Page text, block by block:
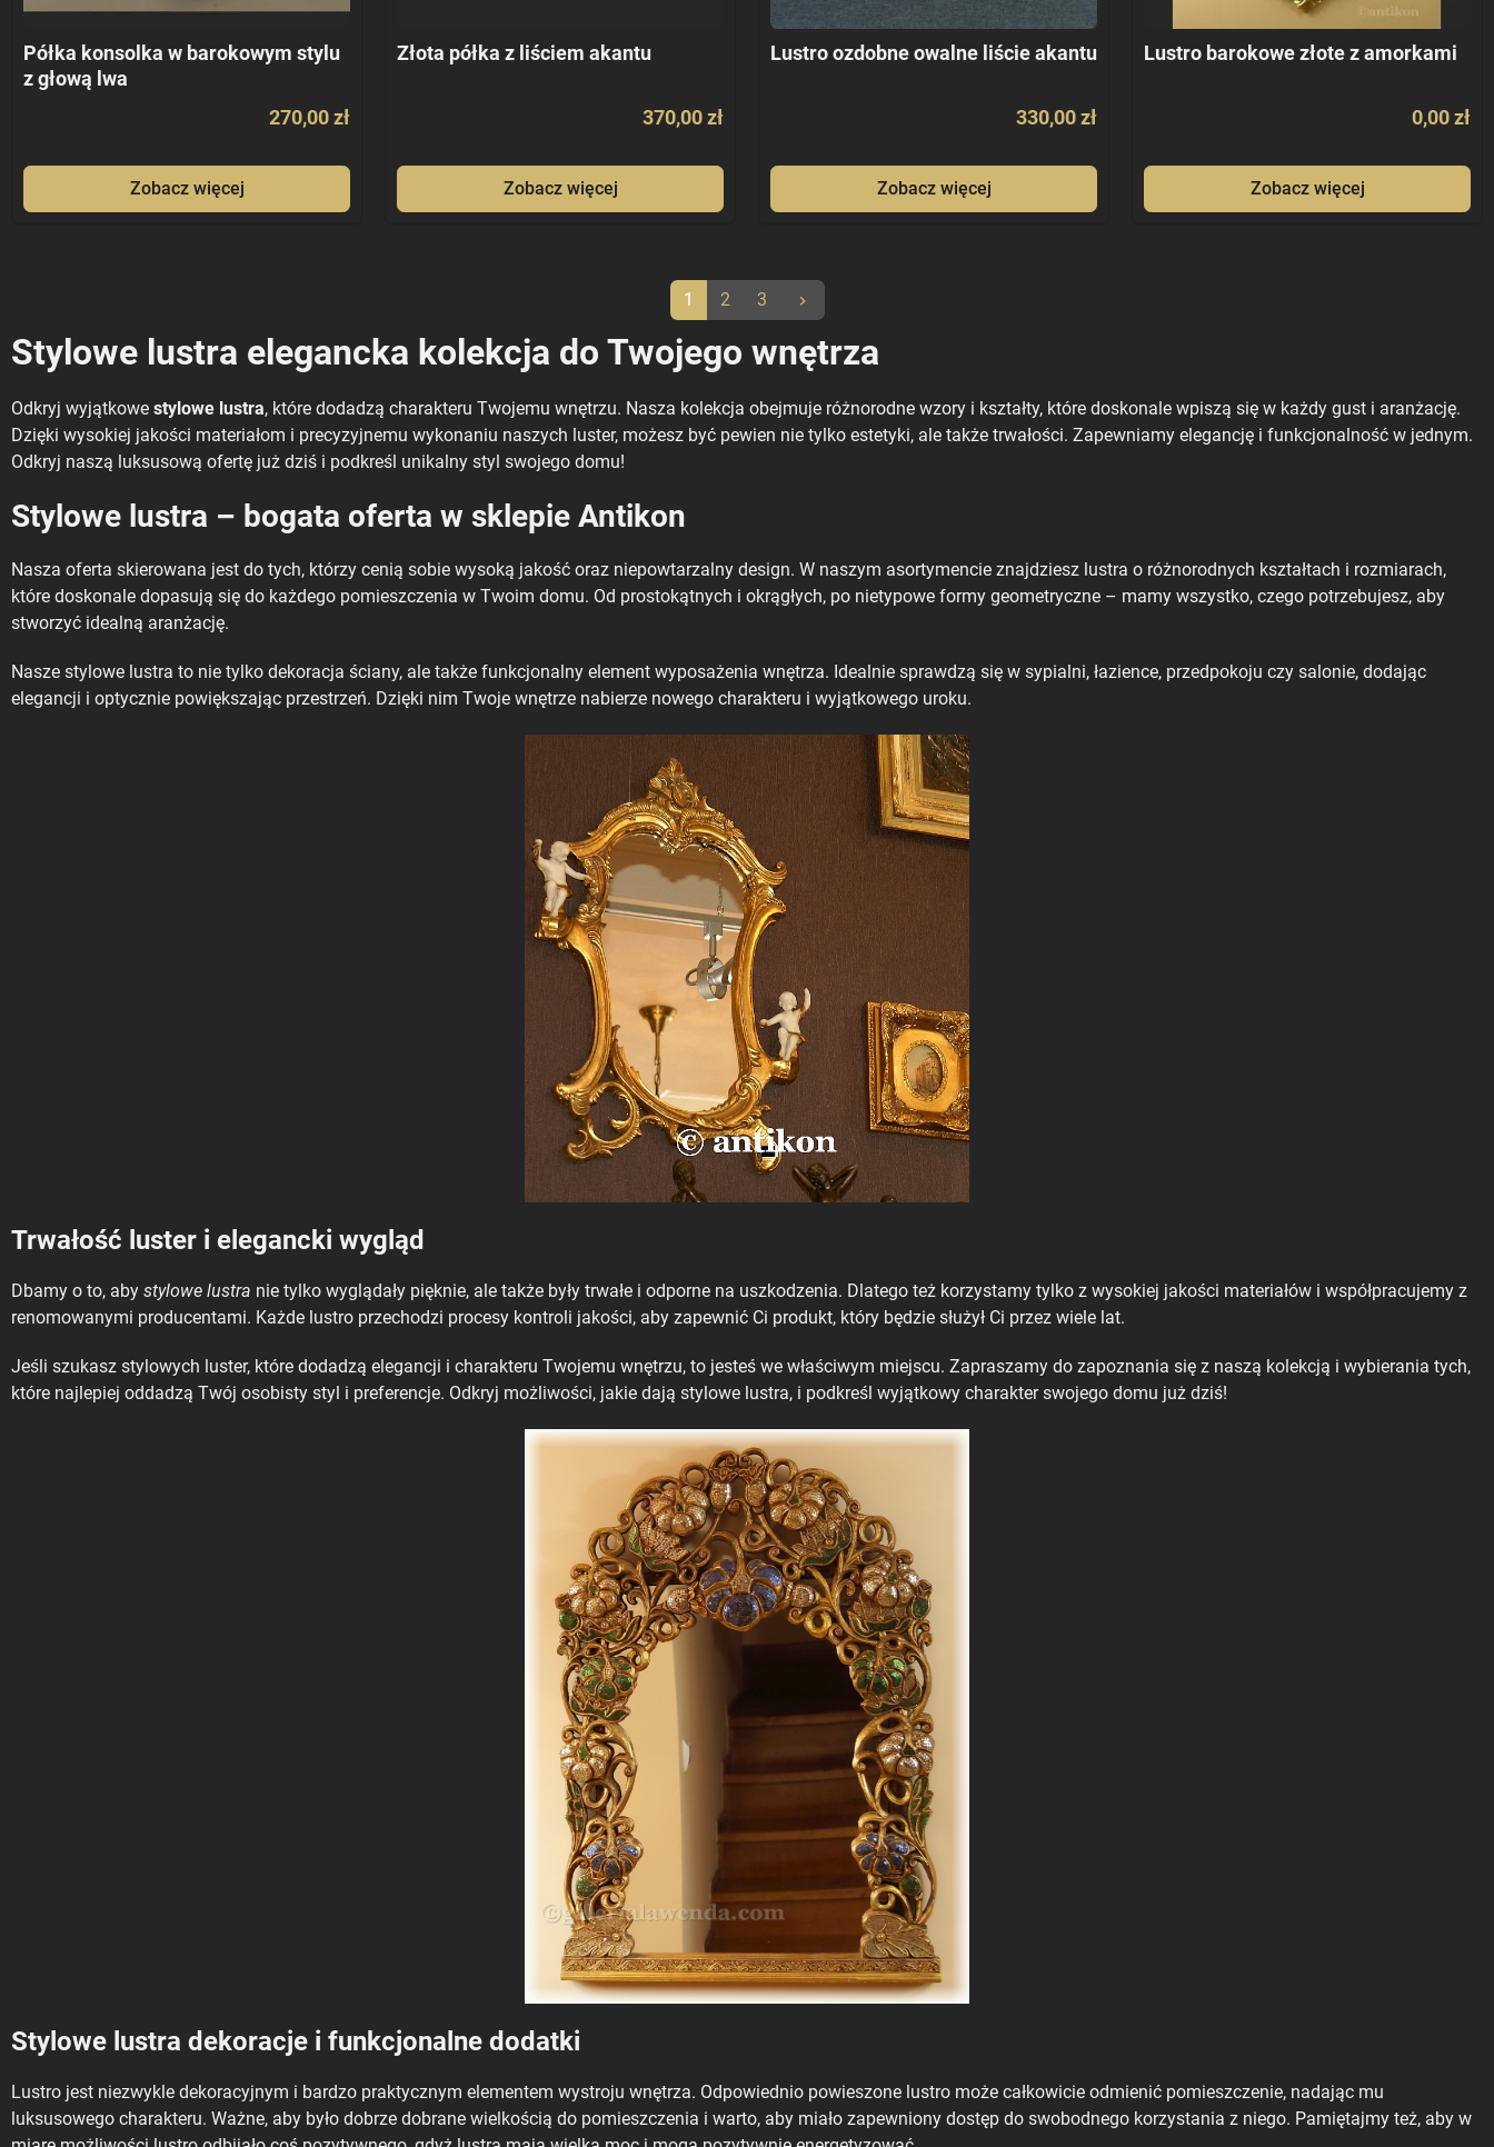
Półka konsolka w barokowym stylu
z głową lwa
270,00 zł
Zobacz więcej
Złota półka z liściem akantu
370,00 zł
Zobacz więcej
Lustro ozdobne owalne liście akantu
330,00 zł
Zobacz więcej
Lustro barokowe złote z amorkami
0,00 zł
Zobacz więcej
1 2 3 keyboard_arrow_right
Stylowe lustra elegancka kolekcja do Twojego wnętrza
Odkryj wyjątkowe stylowe lustra, które dodadzą charakteru Twojemu wnętrzu. Nasza kolekcja obejmuje różnorodne wzory i kształty, które doskonale wpiszą się w każdy gust i aranżację.
Dzięki wysokiej jakości materiałom i precyzyjnemu wykonaniu naszych luster, możesz być pewien nie tylko estetyki, ale także trwałości. Zapewniamy elegancję i funkcjonalność w jednym.
Odkryj naszą luksusową ofertę już dziś i podkreśl unikalny styl swojego domu!
Stylowe lustra – bogata oferta w sklepie Antikon
Nasza oferta skierowana jest do tych, którzy cenią sobie wysoką jakość oraz niepowtarzalny design. W naszym asortymencie znajdziesz lustra o różnorodnych kształtach i rozmiarach,
które doskonale dopasują się do każdego pomieszczenia w Twoim domu. Od prostokątnych i okrągłych, po nietypowe formy geometryczne – mamy wszystko, czego potrzebujesz, aby
stworzyć idealną aranżację.
Nasze stylowe lustra to nie tylko dekoracja ściany, ale także funkcjonalny element wyposażenia wnętrza. Idealnie sprawdzą się w sypialni, łazience, przedpokoju czy salonie, dodając
elegancji i optycznie powiększając przestrzeń. Dzięki nim Twoje wnętrze nabierze nowego charakteru i wyjątkowego uroku.
Trwałość luster i elegancki wygląd
Dbamy o to, aby stylowe lustra nie tylko wyglądały pięknie, ale także były trwałe i odporne na uszkodzenia. Dlatego też korzystamy tylko z wysokiej jakości materiałów i współpracujemy z
renomowanymi producentami. Każde lustro przechodzi procesy kontroli jakości, aby zapewnić Ci produkt, który będzie służył Ci przez wiele lat.
Jeśli szukasz stylowych luster, które dodadzą elegancji i charakteru Twojemu wnętrzu, to jesteś we właściwym miejscu. Zapraszamy do zapoznania się z naszą kolekcją i wybierania tych,
które najlepiej oddadzą Twój osobisty styl i preferencje. Odkryj możliwości, jakie dają stylowe lustra, i podkreśl wyjątkowy charakter swojego domu już dziś!
Stylowe lustra dekoracje i funkcjonalne dodatki
Lustro jest niezwykle dekoracyjnym i bardzo praktycznym elementem wystroju wnętrza. Odpowiednio powieszone lustro może całkowicie odmienić pomieszczenie, nadając mu
luksusowego charakteru. Ważne, aby było dobrze dobrane wielkością do pomieszczenia i warto, aby miało zapewniony dostęp do swobodnego korzystania z niego. Pamiętajmy też, aby w